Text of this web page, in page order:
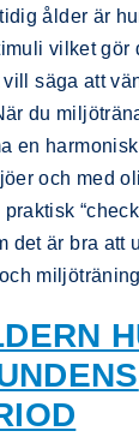
ålder är
vilket gör
säga att
du
en
och med
det är bra att